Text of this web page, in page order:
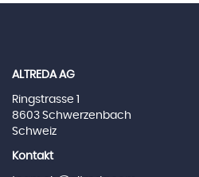
ALTREDA AG
Ringstrasse 1
8603 Schwerzenbach
Schweiz
Kontakt